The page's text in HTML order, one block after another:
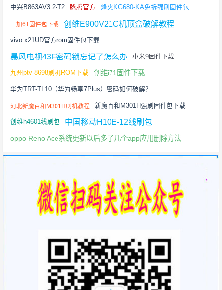
中兴B863AV3.2-T2 脉腾官方 烽火KG680-KA免拆强刷固件包
一加6T固件包下载 创维E900V21C机顶盒破解教程
vivo x21UD官方rom固件包下载
暴风电视43F密码锁忘记了怎么办 小米9固件下载
九州ptv-8698刷机ROM下载 创维i71固件下载
华为TRT-TL10（华为畅享7Plus）密码如何破解？
河北新魔百和M301H刷机教程 新魔百和M301H强刷固件包下载
创维h4601线刷包 中国移动H10E-12线刷包
oppo Reno Ace系统更新以后多了几个app应用删除方法